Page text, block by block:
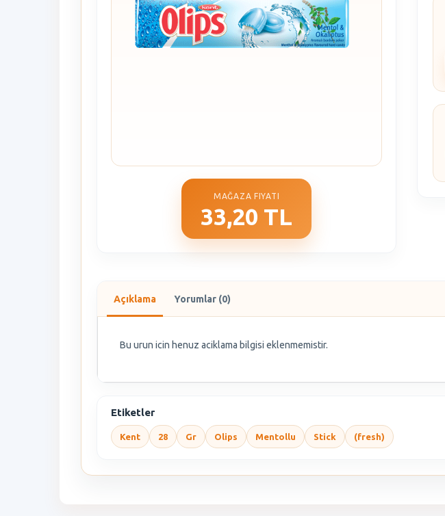
MAĞAZA FIYATI
33,20 TL
Açıklama Yorumlar (0)
Bu urun icin henuz aciklama bilgisi eklenmemistir.
Etiketler
Kent 28 Gr Olips Mentollu Stick (fresh)